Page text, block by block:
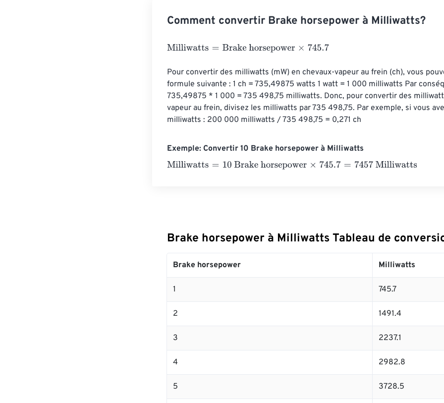
Comment convertir Brake horsepower à Milliwatts?
Milliwatts=Brake horsepower×745.7
Pour convertir des milliwatts (mW) en chevaux-vapeur au frein (ch), vous
formule suivante : 1 ch = 735,49875 watts 1 watt = 1 000 milliwatts Par
735,49875 * 1 000 = 735 498,75 milliwatts. Donc, pour convertir des
vapeur au frein, divisez les milliwatts par 735 498,75. Par exemple, si vous
milliwatts : 200 000 milliwatts / 735 498,75 = 0,271 ch
Exemple: Convertir 10 Brake horsepower à Milliwatts
Milliwatts=10 Brake horsepower×745.7= 7457 Milliwatts
Brake horsepower à Milliwatts Tableau de
Brake horsepower Milliwatts
1 745.7
2 1491.4
3 2237.1
4 2982.8
5 3728.5